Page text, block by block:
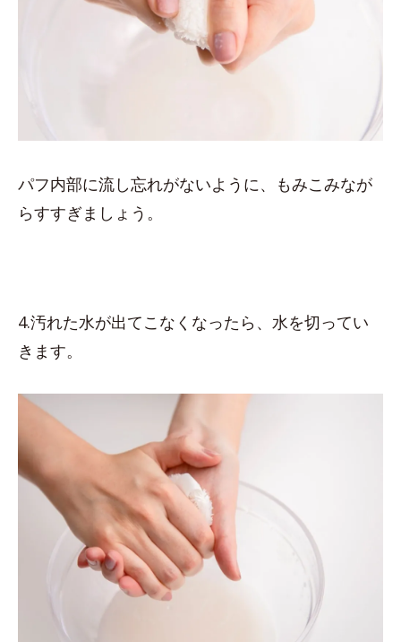
パフ内部に流し忘れがないように、もみこみなが
らすすぎましょう。
4.汚れた水が出てこなくなったら、水を切ってい
きます。